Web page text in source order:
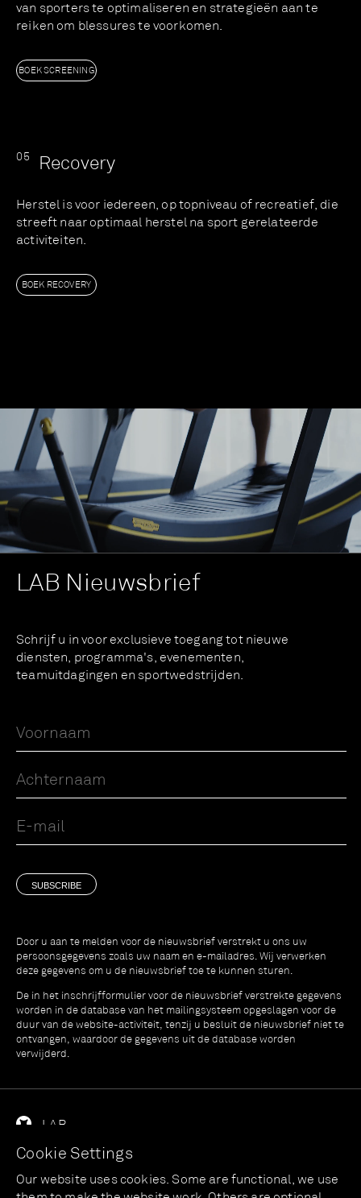
van sporters te optimaliseren en strategieën aan te
reiken om blessures te voorkomen.
BOEK SCREENING
0 5 Recovery
Herstel is voor iedereen, op topniveau of recreatief, die
streeft naar optimaal herstel na sport gerelateerde
activiteiten.
BOEK RECOVERY
LAB Nieuwsbrief
Schrijf u in voor exclusieve toegang tot nieuwe
diensten, programma's, evenementen,
teamuitdagingen en sportwedstrijden.
Door u aan te melden voor de nieuwsbrief verstrekt u ons uw
persoonsgegevens zoals uw naam en e-mailadres. Wij verwerken
deze gegevens om u de nieuwsbrief toe te kunnen sturen.
De in het inschrijfformulier voor de nieuwsbrief verstrekte gegevens
worden in de database van het mailingsysteem opgeslagen voor de
duur van de website-activiteit, tenzij u besluit de nieuwsbrief niet te
ontvangen, waardoor de gegevens uit de database worden
verwijderd.
LAB
Therapy
Scan
Cookie Settings
Our website uses cookies. Some are functional, we use